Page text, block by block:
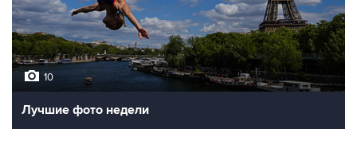
10
Лучшие фото недели